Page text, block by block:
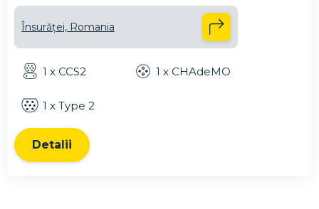
Însurăței, Romania
1 x CCS2 1 x CHAdeMO
1 x Type 2
Detalii